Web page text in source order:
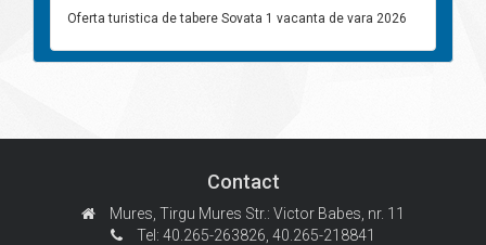
Oferta turistica de tabere Sovata 1 vacanta de vara 2026
Contact
Mures, Tirgu Mures Str.: Victor Babes, nr. 11
Tel: 40.265-263826, 40.265-218841